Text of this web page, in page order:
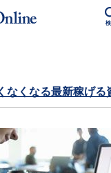
なくなる最新稼げる